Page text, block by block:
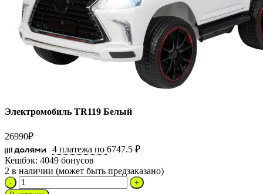
Электромобиль TR119 Белый
26990₽
4 платежа по 6747.5 ₽
Кешбэк: 4049 бонусов
2 в наличии (может быть предзаказано)
Количество
товара